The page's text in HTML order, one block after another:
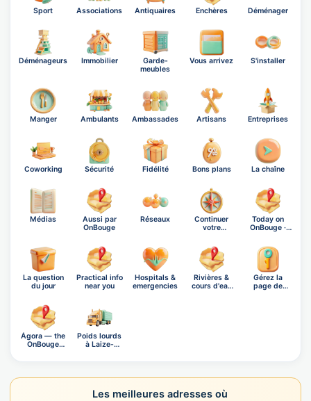
Sport Associations Antiquaires Enchères Déménager
Déménageurs Immobilier
Garde-
meubles
Vous arrivez S'installer
Manger Ambulants Ambassades Artisans Entreprises
Coworking Sécurité Fidélité Bons plans La chaîne
Médias
Aussi par
OnBouge
Réseaux
Continuer
votre
Today on
OnBouge ·
La question
du jour
Practical info
near you
Hospitals &
emergencies
Rivières &
cours d'eau
Gérez la
page de
Ágora — the
OnBouge
Poids lourds
à Laize-
Les meilleures adresses où